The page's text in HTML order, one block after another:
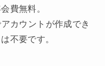
費無料。
カウントが作成でき
不要です。